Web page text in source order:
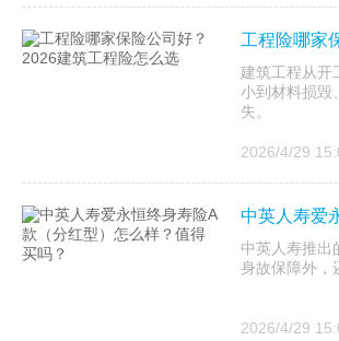
工程险哪家
建筑工程从开
小到材料损毁
失。
2026/4/29
中英人寿爱
中英人寿推出
身故保障外，
2026/4/29